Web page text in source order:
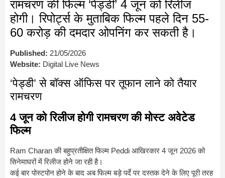
रामचरण की फिल्म ‘पेड्डी’ 4 जून को रिलीज
होगी। रिपोर्ट्स के मुताबिक फिल्म पहले दिन 55-
60 करोड़ की दमदार ओपनिंग कर सकती है।
Published: 21/05/2026
Website: Digital Live News
‘पेड्डी’ से बॉक्स ऑफिस पर तूफान लाने को तैयार
रामचरण
4 जून को रिलीज होगी रामचरण की मोस्ट अवेटेड
फिल्म
Ram Charanकी बहुप्रतीक्षित फिल्म Peddi आखिरकार 4 जून 2026 को
सिनेमाघरों में रिलीज होने जा रही है।
कई बार पोस्टपोन होने के बाद अब फिल्म बड़े पर्दे पर दस्तक देने के लिए पूरी तरह